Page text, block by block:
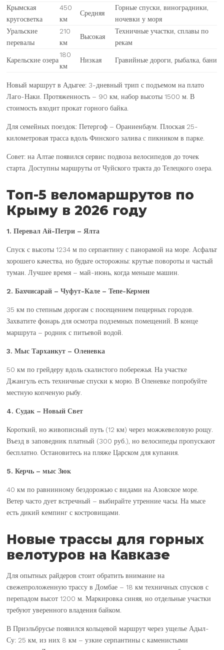
Крымская
кругосветка
450
км
Средняя
Горные спуски, виноградники,
ночевки у моря
Уральские
перевалы
210
км
Высокая
Техничные участки, сплавы по
рекам
Карельские озера
180
км
Низкая Гравийные дороги, рыбалка, бани
Новый маршрут в Адыгее: 3-дневный трип с подъемом на плато
Лаго-Наки. Протяженность – 90 км, набор высоты 1500 м. В
стоимость входит прокат горного байка.
Для семейных поездок: Петергоф – Ораниенбаум. Плоская 25-
километровая трасса вдоль Финского залива с пикником в парке.
Совет: на Алтае появился сервис подвоза велосипедов до точек
старта. Доступны маршруты от Чуйского тракта до Телецкого озера.
Топ-5 веломаршрутов по
Крыму в 2026 году
1. Перевал Ай-Петри – Ялта
Спуск с высоты 1234 м по серпантину с панорамой на море. Асфальт
хорошего качества, но будьте осторожны: крутые повороты и частый
туман. Лучшее время – май-июнь, когда меньше машин.
2. Бахчисарай – Чуфут-Кале – Тепе-Кермен
35 км по степным дорогам с посещением пещерных городов.
Захватите фонарь для осмотра подземных помещений. В конце
маршрута – родник с питьевой водой.
3. Мыс Тарханкут – Оленевка
50 км по грейдеру вдоль скалистого побережья. На участке
Джангуль есть техничные спуски к морю. В Оленевке попробуйте
местную копченую рыбу.
4. Судак – Новый Свет
Короткий, но живописный путь (12 км) через можжевеловую рощу.
Въезд в заповедник платный (300 руб.), но велосипеды пропускают
бесплатно. Остановитесь на пляже Царском для купания.
5. Керчь – мыс Зюк
40 км по равнинному бездорожью с видами на Азовское море.
Ветер часто дует встречный – выбирайте утренние часы. На мысе
есть дикий кемпинг с костровищами.
Новые трассы для горных
велотуров на Кавказе
Для опытных райдеров стоит обратить внимание на
свежепроложенную трассу в Домбае – 18 км техничных спусков с
перепадом высот 1200 м. Маркировка синяя, но отдельные участки
требуют уверенного владения байком.
В Приэльбрусье появился кольцевой маршрут через ущелье Адыл-
Су: 25 км, из них 8 км – узкие серпантины с каменистыми